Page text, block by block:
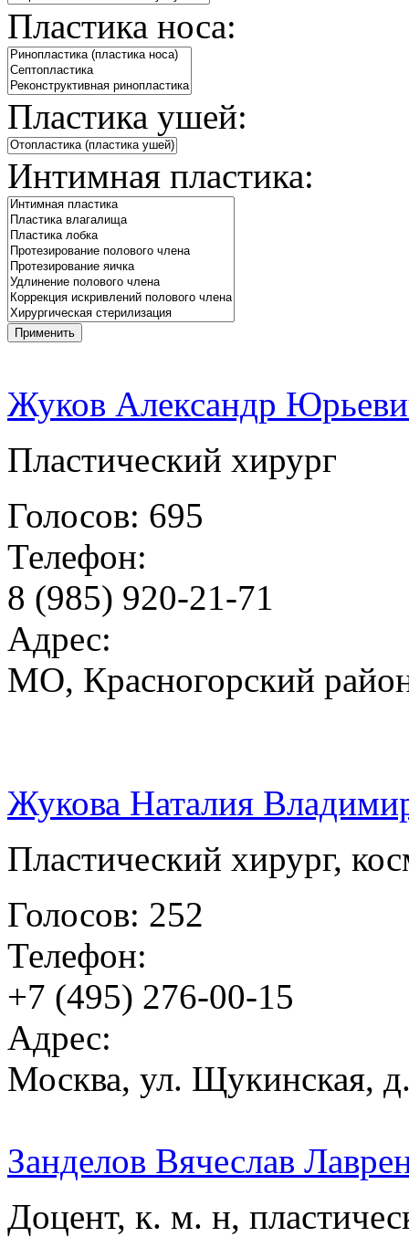
Пластика носа:
Пластика ушей:
Интимная пластика:
Жуков Александр
Пластический хирург
Голосов: 695
Телефон:
8 (985) 920-21-71
Адрес:
МО, Красногорский
Жукова Наталия
Пластический хирург,
Голосов: 252
Телефон:
+7 (495) 276-00-15
Адрес:
Москва, ул. Щукинская,
Занделов Вячеслав
Доцент, к. м. н,